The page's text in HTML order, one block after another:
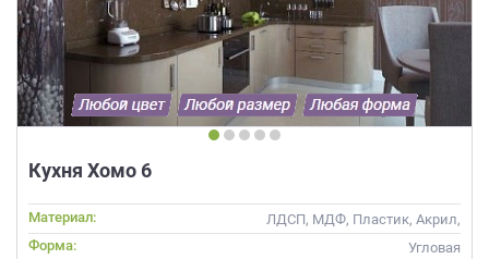
Кухня Хомо 6
Материал:
ЛДСП, МДФ, Пластик, Акрил,
Alvic / УФ лак, Глянцевые
Форма:
Угловая